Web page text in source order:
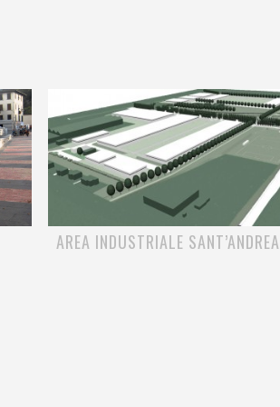
AREA INDUSTRIALE SANT’ANDREA